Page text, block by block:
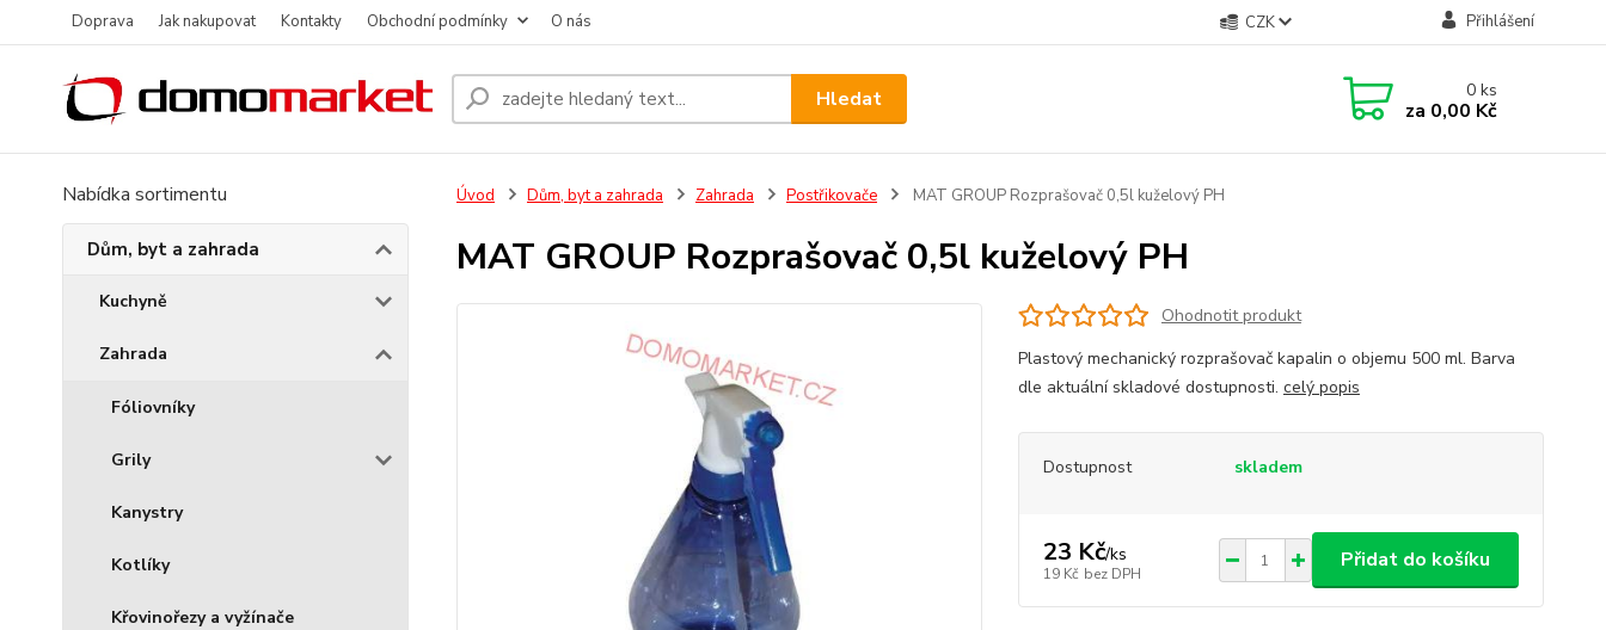
Doprava Jak nakupovat Kontakty Obchodní podmínky O nás CZK Přihlášení
Hledat 0ks
za 0,00 Kč
Nabídka sortimentu
Dům, byt a zahrada
Kuchyně
Zahrada
Fóliovníky
Grily
Kanystry
Kotlíky
Křovinořezy a vyžínače
Úvod Dům, byt a zahrada Zahrada Postřikovače MAT GROUP Rozprašovač 0,5l kuželový PH
MAT GROUP Rozprašovač 0,5l kuželový PH
Ohodnotit produkt
Plastový mechanický rozprašovač kapalin o objemu 500 ml. Barva
dle aktuální skladové dostupnosti. celý popis
Dostupnost skladem
23 Kč/ks
19 Kč bez DPH
Přidat do košíku